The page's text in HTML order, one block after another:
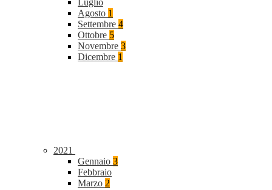
Luglio
Agosto 1
Settembre 4
Ottobre 5
Novembre 3
Dicembre 1
2021
Gennaio 3
Febbraio
Marzo 2